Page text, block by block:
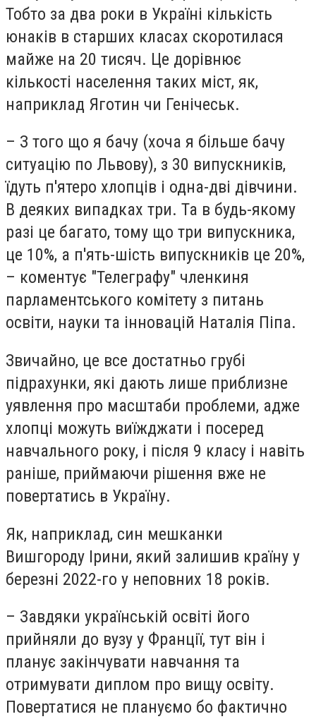
Тобто за два роки в Україні кількість
юнаків в старших класах скоротилася
майже на 20 тисяч. Це дорівнює
кількості населення таких міст, як,
наприклад Яготин чи Генічеськ.
– З того що я бачу (хоча я більше бачу
ситуацію по Львову), з 30 випускників,
їдуть п'ятеро хлопців і одна-дві дівчини.
В деяких випадках три. Та в будь-якому
разі це багато, тому що три випускника,
це 10%, а п'ять-шість випускників це 20%,
– коментує "Телеграфу" членкиня
парламентського комітету з питань
освіти, науки та інновацій Наталія Піпа.
Звичайно, це все достатньо грубі
підрахунки, які дають лише приблизне
уявлення про масштаби проблеми, адже
хлопці можуть виїжджати і посеред
навчального року, і після 9 класу і навіть
раніше, приймаючи рішення вже не
повертатись в Україну.
Як, наприклад, син мешканки
Вишгороду Ірини, який залишив країну у
березні 2022-го у неповних 18 років.
– Завдяки українській освіті його
прийняли до вузу у Франції, тут він і
планує закінчувати навчання та
отримувати диплом про вищу освіту.
Повертатися не плануємо бо фактично